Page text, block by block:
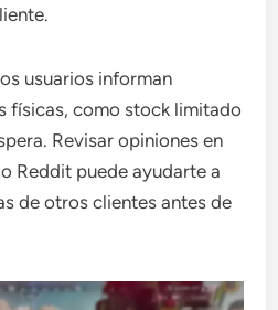
usuarios informan
físicas, como stock limitado
Revisar opiniones en
Reddit puede ayudarte a
de otros clientes antes de